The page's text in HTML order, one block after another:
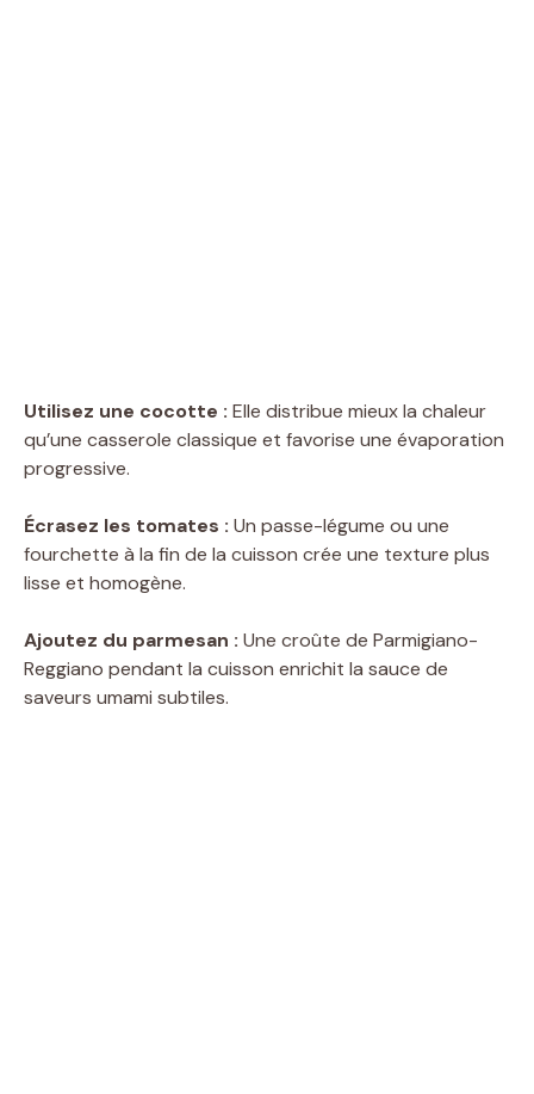
Utilisez une cocotte : Elle distribue mieux la chaleur
qu’une casserole classique et favorise une évaporation
progressive.
Écrasez les tomates : Un passe-légume ou une
fourchette à la fin de la cuisson crée une texture plus
lisse et homogène.
Ajoutez du parmesan : Une croûte de Parmigiano-
Reggiano pendant la cuisson enrichit la sauce de
saveurs umami subtiles.